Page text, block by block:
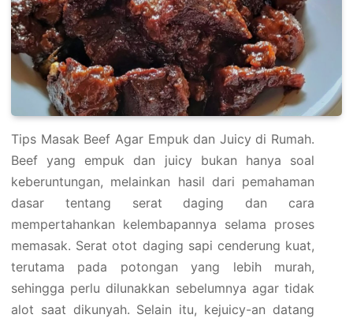
Tips Masak Beef Agar Empuk dan Juicy di Rumah.
Beef yang empuk dan juicy bukan hanya soal
keberuntungan, melainkan hasil dari pemahaman
dasar tentang serat daging dan cara
mempertahankan kelembapannya selama proses
memasak. Serat otot daging sapi cenderung kuat,
terutama pada potongan yang lebih murah,
sehingga perlu dilunakkan sebelumnya agar tidak
alot saat dikunyah. Selain itu, kejuicy-an datang